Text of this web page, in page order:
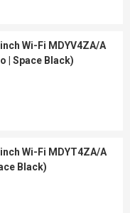
Wi-Fi MDYV4ZA/A
| Space Black)
Wi-Fi MDYT4ZA/A
Black)